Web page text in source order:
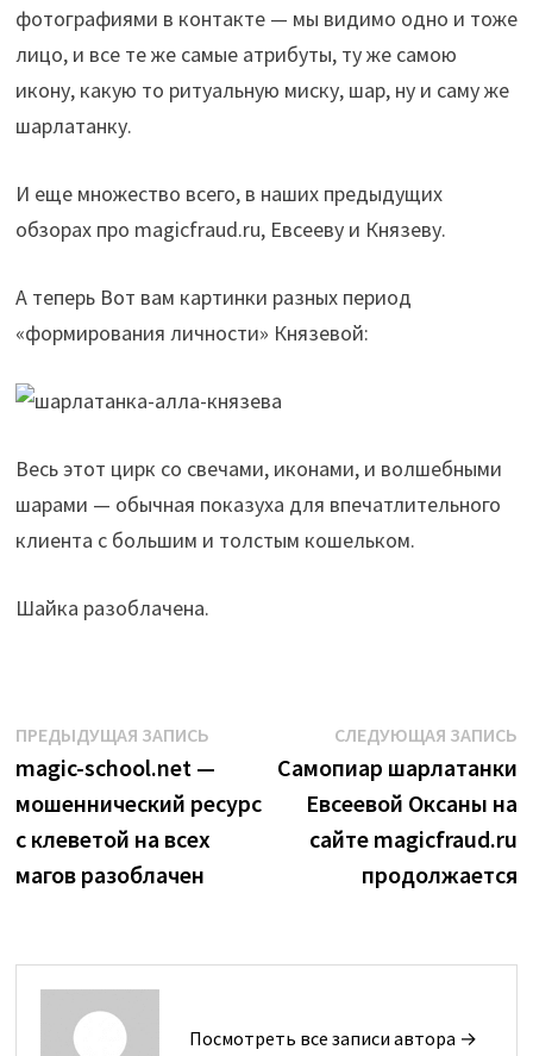
фотографиями в контакте — мы видимо одно и тоже
лицо, и все те же самые атрибуты, ту же самою
икону, какую то ритуальную миску, шар, ну и саму же
шарлатанку.
И еще множество всего, в наших предыдущих
обзорах про magicfraud.ru, Евсееву и Князеву.
А теперь Вот вам картинки разных период
«формирования личности» Князевой:
Весь этот цирк со свечами, иконами, и волшебными
шарами — обычная показуха для впечатлительного
клиента с большим и толстым кошельком.
Шайка разоблачена.
Навигация
по
записям
ПРЕДЫДУЩАЯ ЗАПИСЬПредыдущая
запись:
magic-school.net —
мошеннический ресурс
с клеветой на всех
магов разоблачен
СЛЕДУЮЩАЯ ЗАПИСЬ
Самопиар шарлатанки
Евсеевой Оксаны на
сайте magicfraud.ru
продолжается
Посмотреть все записи автора →